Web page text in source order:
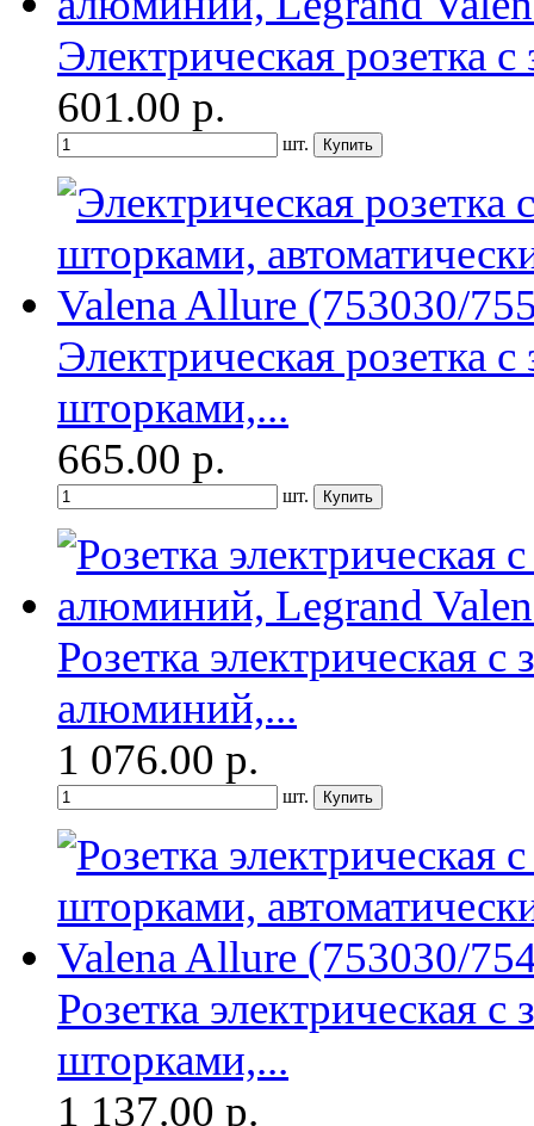
Электрическая розетка
601.00 р.
шт.
Электрическая розетка
шторками,...
665.00 р.
шт.
Розетка электрическая
алюминий,...
1 076.00 р.
шт.
Розетка электрическая
шторками,...
1 137.00 р.